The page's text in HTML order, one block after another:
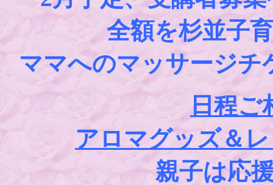
全額を杉並子
ママへのマッサージ
日程ご
アロマグッズ＆
親子は応